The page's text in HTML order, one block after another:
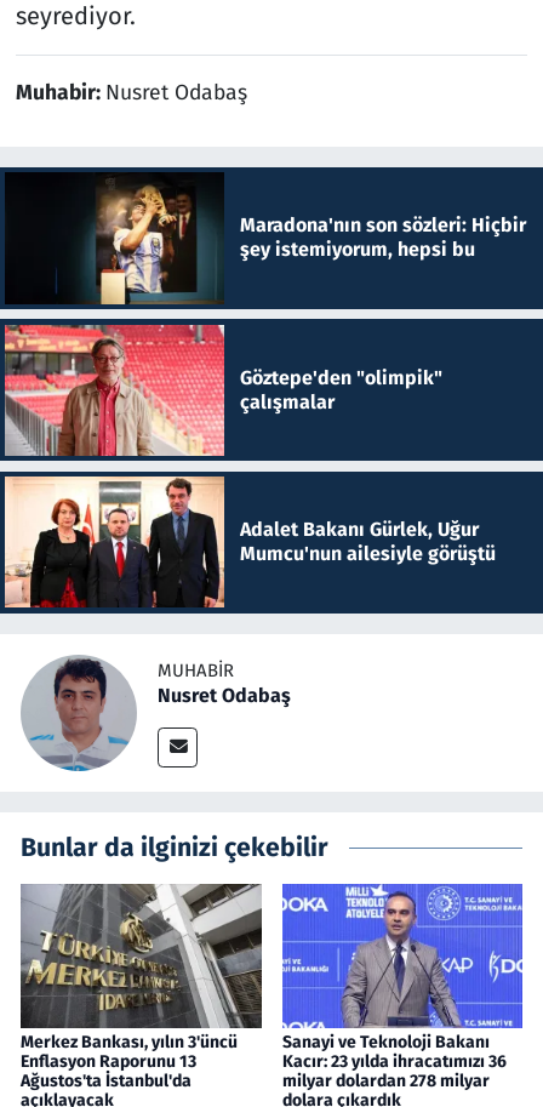
seyrediyor.
Muhabir: Nusret Odabaş
Maradona'nın son sözleri: Hiçbir
şey istemiyorum, hepsi bu
Göztepe'den "olimpik"
çalışmalar
Adalet Bakanı Gürlek, Uğur
Mumcu'nun ailesiyle görüştü
MUHABIR
Nusret Odabaş
Bunlar da ilginizi çekebilir
Merkez Bankası, yılın 3'üncü
Enflasyon Raporunu 13
Ağustos'ta İstanbul'da
açıklayacak
Sanayi ve Teknoloji Bakanı
Kacır: 23 yılda ihracatımızı 36
milyar dolardan 278 milyar
dolara çıkardık
Teknoloji ve Bilim
Televizyon